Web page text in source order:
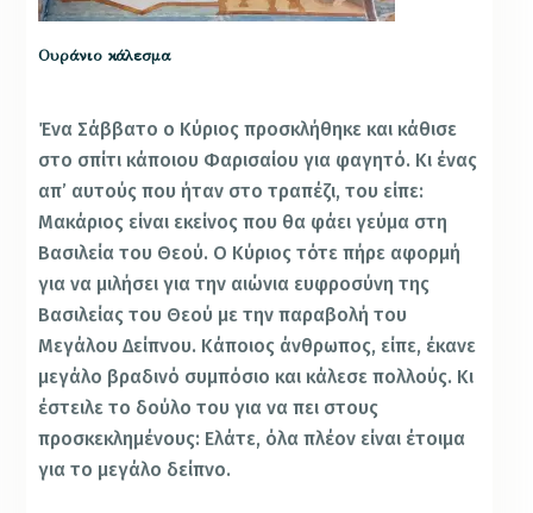
Ουράνιο κάλεσμα
Ένα Σάββατο ο Κύριος προσκλήθηκε και κάθισε
στο σπίτι κάποιου Φαρισαίου για φαγητό. Κι ένας
απ’ αυτούς που ήταν στο τραπέζι, του είπε:
Μακάριος είναι εκείνος που θα φάει γεύμα στη
Βασιλεία του Θεού. Ο Κύριος τότε πήρε αφορμή
για να μιλήσει για την αιώνια ευφροσύνη της
Βασιλείας του Θεού με την παραβολή του
Μεγάλου Δείπνου. Κάποιος άνθρωπος, είπε, έκανε
μεγάλο βραδινό συμπόσιο και κάλεσε πολλούς. Κι
έστειλε το δούλο του για να πει στους
προσκεκλημένους: Ελάτε, όλα πλέον είναι έτοιμα
για το μεγάλο δείπνο.